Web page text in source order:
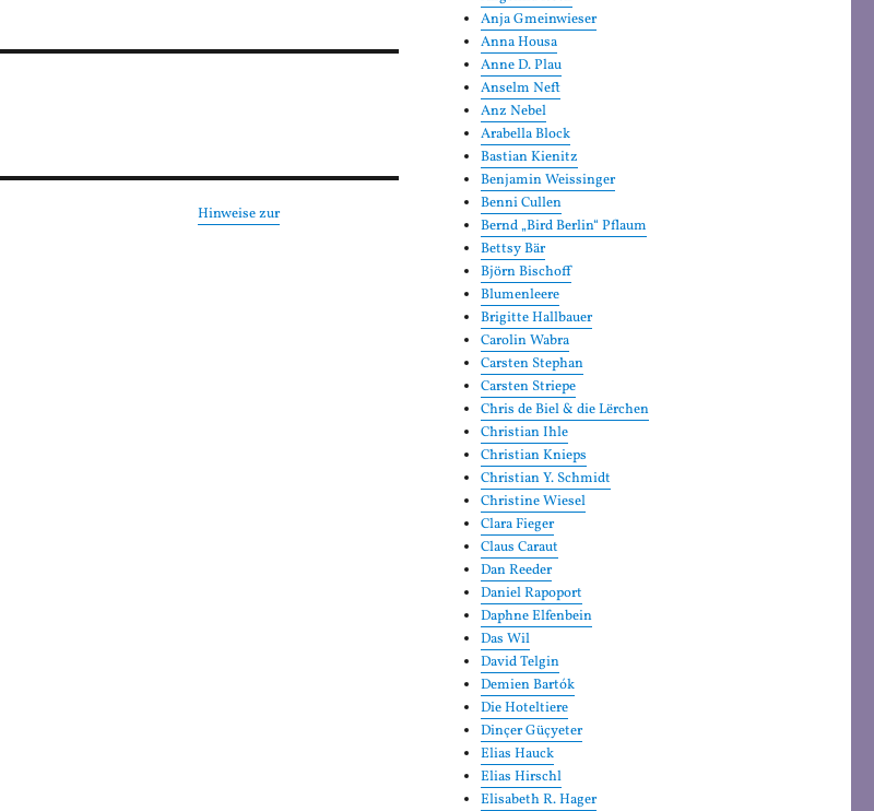
Hinweise zur
Anja Gmeinwieser
Anna Housa
Anne D. Plau
Anselm Neft
Anz Nebel
Arabella Block
Bastian Kienitz
Benjamin Weissinger
Benni Cullen
Bernd „Bird Berlin“ Pflaum
Bettsy Bär
Björn Bischoff
Blumenleere
Brigitte Hallbauer
Carolin Wabra
Carsten Stephan
Carsten Striepe
Chris de Biel & die Lërchen
Christian Ihle
Christian Knieps
Christian Y. Schmidt
Christine Wiesel
Clara Fieger
Claus Caraut
Dan Reeder
Daniel Rapoport
Daphne Elfenbein
Das Wil
David Telgin
Demien Bartók
Die Hoteltiere
Dinçer Güçyeter
Elias Hauck
Elias Hirschl
Elisabeth R. Hager